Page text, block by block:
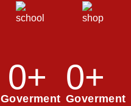
Goverment
0+
Goverment
0+